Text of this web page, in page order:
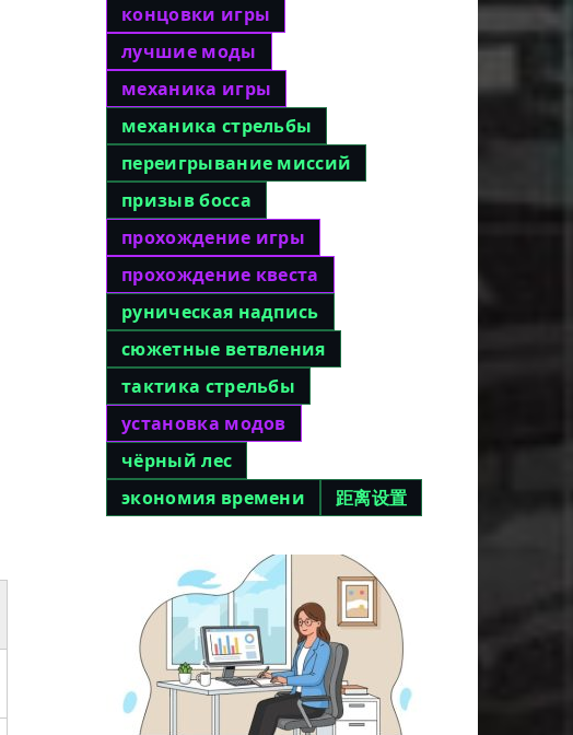
концовки игры
лучшие моды
механика игры
механика стрельбы
переигрывание миссий
призыв босса
прохождение игры
прохождение квеста
руническая надпись
сюжетные ветвления
тактика стрельбы
установка модов
чёрный лес
экономия времени
距离设置